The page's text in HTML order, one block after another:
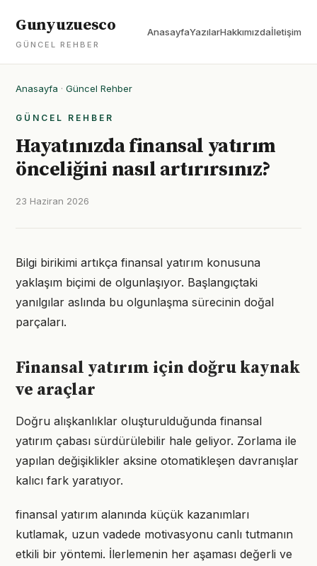
Gunyuzuesco
GÜNCEL REHBER
AnasayfaYazılarHakkımızdaİletişim
Anasayfa · Güncel Rehber
GÜNCEL REHBER
Hayatınızda finansal yatırım
önceliğini nasıl artırırsınız?
23 Haziran 2026
Bilgi birikimi artıkça finansal yatırım konusuna
yaklaşım biçimi de olgunlaşıyor. Başlangıçtaki
yanılgılar aslında bu olgunlaşma sürecinin doğal
parçaları.
Finansal yatırım için doğru kaynak
ve araçlar
Doğru alışkanlıklar oluşturulduğunda finansal
yatırım çabası sürdürülebilir hale geliyor. Zorlama ile
yapılan değişiklikler aksine otomatikleşen davranışlar
kalıcı fark yaratıyor.
finansal yatırım alanında küçük kazanımları
kutlamak, uzun vadede motivasyonu canlı tutmanın
etkili bir yöntemi. İlerlemenin her aşaması değerli ve